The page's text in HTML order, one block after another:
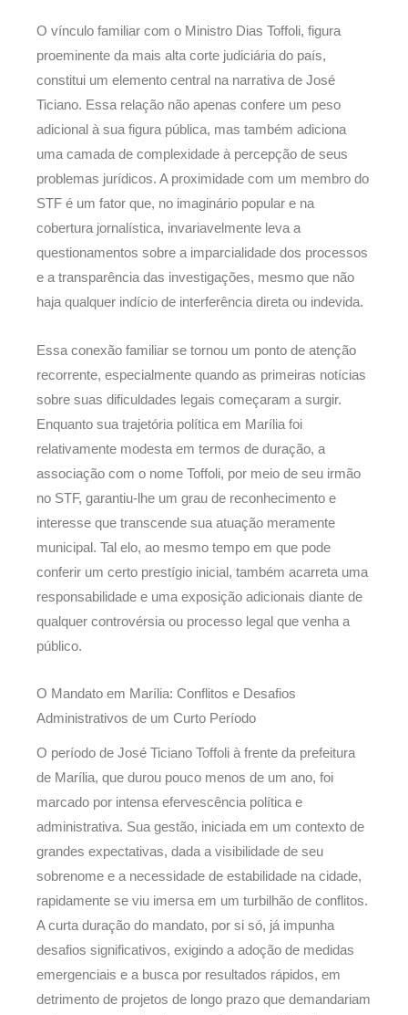
O vínculo familiar com o Ministro Dias Toffoli, figura
proeminente da mais alta corte judiciária do país,
constitui um elemento central na narrativa de José
Ticiano. Essa relação não apenas confere um peso
adicional à sua figura pública, mas também adiciona
uma camada de complexidade à percepção de seus
problemas jurídicos. A proximidade com um membro do
STF é um fator que, no imaginário popular e na
cobertura jornalística, invariavelmente leva a
questionamentos sobre a imparcialidade dos processos
e a transparência das investigações, mesmo que não
haja qualquer indício de interferência direta ou indevida.
Essa conexão familiar se tornou um ponto de atenção
recorrente, especialmente quando as primeiras notícias
sobre suas dificuldades legais começaram a surgir.
Enquanto sua trajetória política em Marília foi
relativamente modesta em termos de duração, a
associação com o nome Toffoli, por meio de seu irmão
no STF, garantiu-lhe um grau de reconhecimento e
interesse que transcende sua atuação meramente
municipal. Tal elo, ao mesmo tempo em que pode
conferir um certo prestígio inicial, também acarreta uma
responsabilidade e uma exposição adicionais diante de
qualquer controvérsia ou processo legal que venha a
público.
O Mandato em Marília: Conflitos e Desafios
Administrativos de um Curto Período
O período de José Ticiano Toffoli à frente da prefeitura
de Marília, que durou pouco menos de um ano, foi
marcado por intensa efervescência política e
administrativa. Sua gestão, iniciada em um contexto de
grandes expectativas, dada a visibilidade de seu
sobrenome e a necessidade de estabilidade na cidade,
rapidamente se viu imersa em um turbilhão de conflitos.
A curta duração do mandato, por si só, já impunha
desafios significativos, exigindo a adoção de medidas
emergenciais e a busca por resultados rápidos, em
detrimento de projetos de longo prazo que demandariam